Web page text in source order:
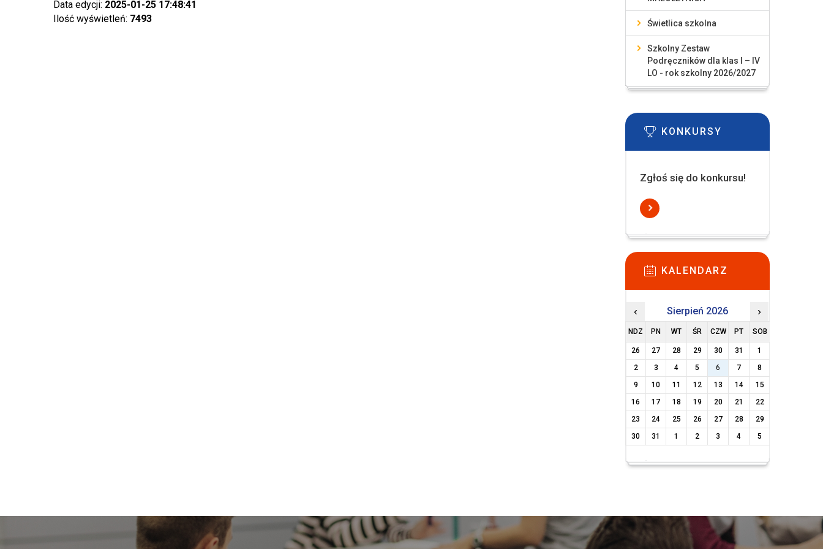
Data edycji: 2025-01-25 17:48:41
Ilość wyświetleń: 7493 Świetlica szkolna
Szkolny Zestaw
Podręczników dla klas I – IV
LO - rok szkolny 2026/2027
KONKURSY
Zgłoś się do konkursu!
KALENDARZ
‹ Sierpień 2026 ›
NDZ PN WT ŚR CZW PT SOB
26 27 28 29 30 31
1
2
3 4 5 6 7
8
9
10 11 12 13 14
15
16
17 18 19 20 21
22
23
24 25 26 27 28
29
30
31 1 2 3 4 5